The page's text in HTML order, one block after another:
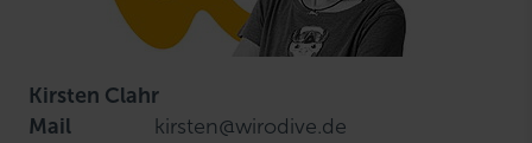
Kirsten Clahr
Mail
kirsten@wirodive.de